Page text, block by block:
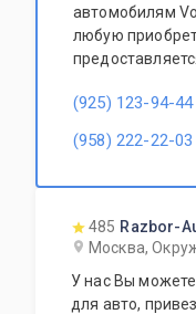
автомобилям
любую
Доставка
Специалисты
радостью
(925) 123-94-44
(958) 222-22-03
485 Razbor-
Москва,
У нас Вы
для авто,